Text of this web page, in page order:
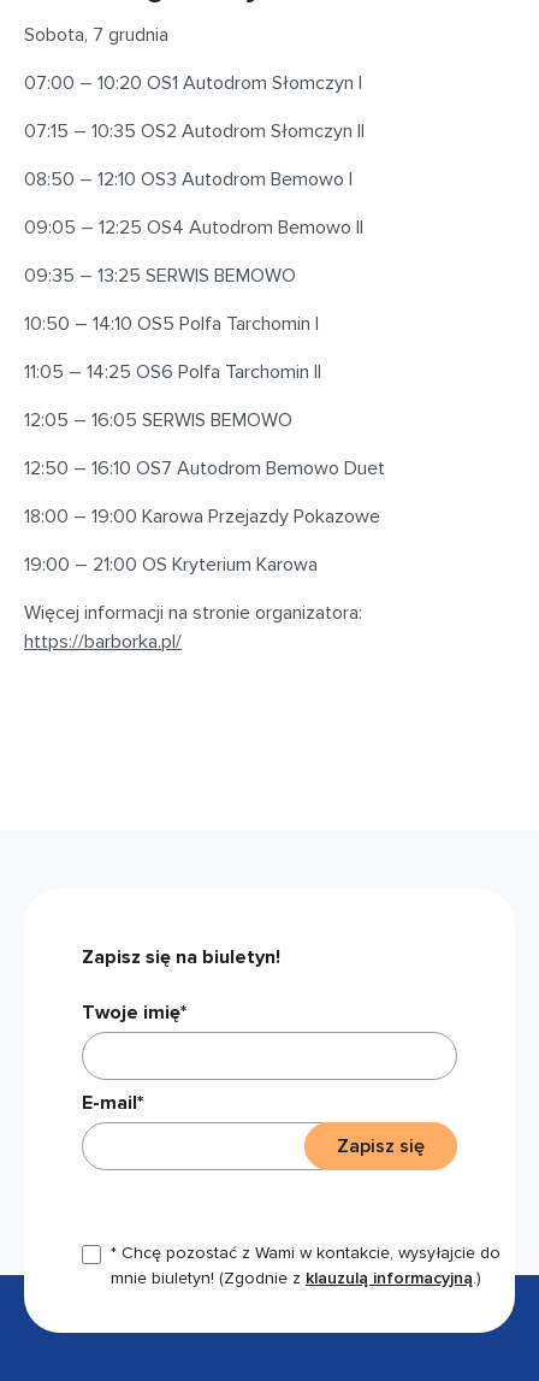
Sobota, 7 grudnia
07:00 – 10:20 OS1 Autodrom Słomczyn I
07:15 – 10:35 OS2 Autodrom Słomczyn II
08:50 – 12:10 OS3 Autodrom Bemowo I
09:05 – 12:25 OS4 Autodrom Bemowo II
09:35 – 13:25 SERWIS BEMOWO
10:50 – 14:10 OS5 Polfa Tarchomin I
11:05 – 14:25 OS6 Polfa Tarchomin II
12:05 – 16:05 SERWIS BEMOWO
12:50 – 16:10 OS7 Autodrom Bemowo Duet
18:00 – 19:00 Karowa Przejazdy Pokazowe
19:00 – 21:00 OS Kryterium Karowa
Więcej informacji na stronie organizatora:
https://barborka.pl/
Zapisz się na biuletyn!
Twoje imię*
E-mail*
* Chcę pozostać z Wami w kontakcie, wysyłajcie do
mnie biuletyn! (Zgodnie z klauzulą informacyjną.)
Zapisz się